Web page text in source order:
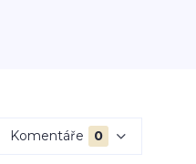
Komentáře 0